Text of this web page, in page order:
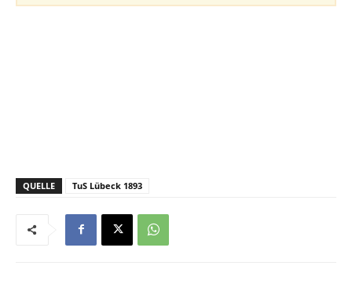
QUELLE TuS Lübeck 1893